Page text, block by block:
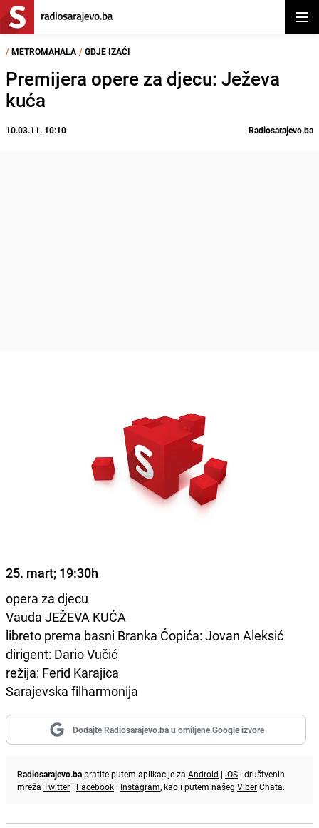
/ METROMAHALA / GDJE IZAĆI
Premijera opere za djecu: Ježeva
kuća
10.03.11. 10:10 Radiosarajevo.ba
25. mart; 19:30h
opera za djecu
Vauda JEŽEVA KUĆA
libreto prema basni Branka Ćopića: Jovan Aleksić
dirigent: Dario Vučić
režija: Ferid Karajica
Sarajevska filharmonija
Dodajte Radiosarajevo.ba u omiljene Google izvore
Radiosarajevo.bapratite putem aplikacije za Android | iOS i društvenih
mreža Twitter | Facebook | Instagram, kao i putem našeg ViberChata.